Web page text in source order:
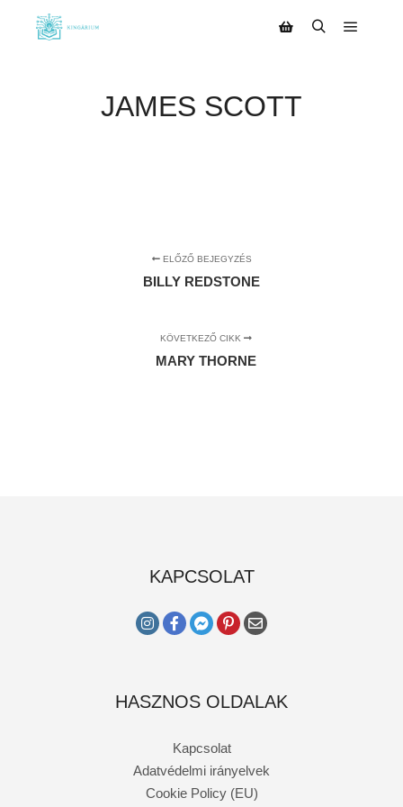
JAMES SCOTT
ELŐZŐ BEJEGYZÉS
BILLY REDSTONE
KÖVETKEZŐ CIKK
MARY THORNE
KAPCSOLAT
HASZNOS OLDALAK
Kapcsolat
Adatvédelmi irányelvek
Cookie Policy (EU)